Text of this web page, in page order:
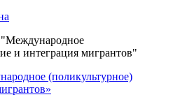
и интеграция мигрантов"
(поликультурное)